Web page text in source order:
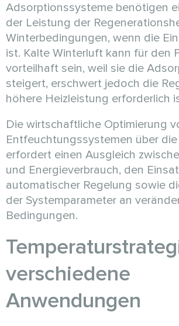
Adsorptionssysteme benötigen
der Leistung der
Winterbedingungen, wenn die
ist. Kalte Winterluft kann für den
vorteilhaft sein, weil sie die
steigert, erschwert jedoch die
höhere Heizleistung erforderlich
Die wirtschaftliche Optimierung
Entfeuchtungssystemen über
erfordert einen Ausgleich
und Energieverbrauch, den
automatischer Regelung sowie
der Systemparameter an
Bedingungen.
verschiedene
Anwendungen